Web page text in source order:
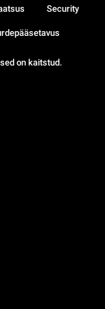
on kaitstud.
Security